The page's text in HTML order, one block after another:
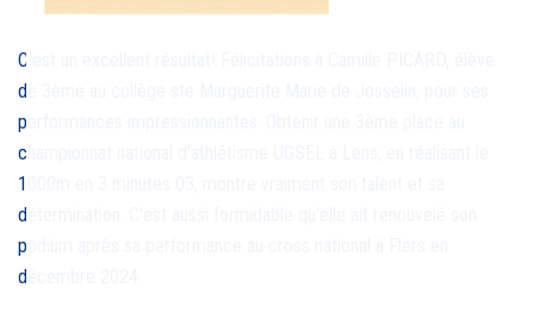
C'est un excellent résultat! Félicitations à Camille PICARD, élève
de 3ème au collège ste Marguerite Marie de Josselin, pour ses
performances impressionnantes. Obtenir une 3ème place au
championnat national d'athlétisme UGSEL à Lens, en réalisant le
1000m en 3 minutes 03, montre vraiment son talent et sa
détermination. C'est aussi formidable qu'elle ait renouvelé son
podium après sa performance au cross national à Flers en
décembre 2024.